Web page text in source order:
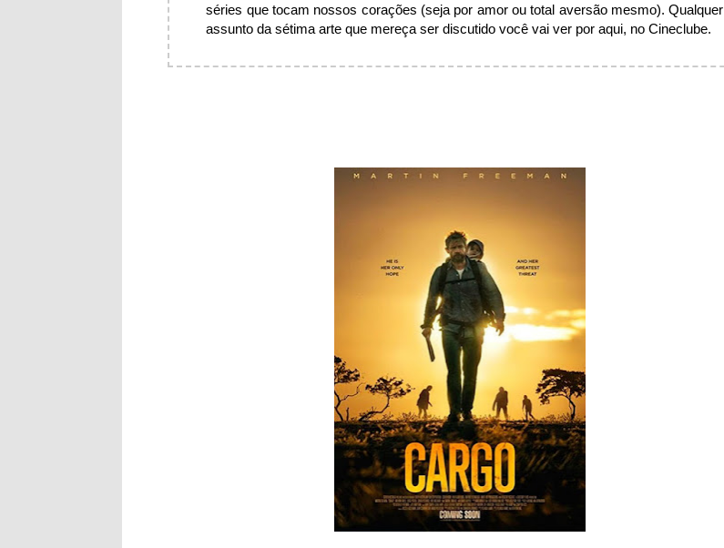
séries que tocam nossos corações (seja por amor ou total aversão mesmo). Qualquer
assunto da sétima arte que mereça ser discutido você vai ver por aqui, no Cineclube.